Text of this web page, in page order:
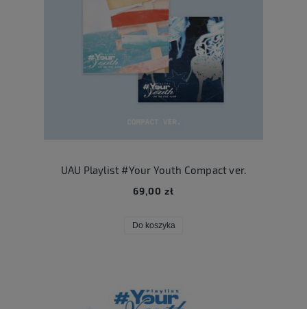
UAU Playlist #Your Youth Compact ver.
69,00 zł
Do koszyka